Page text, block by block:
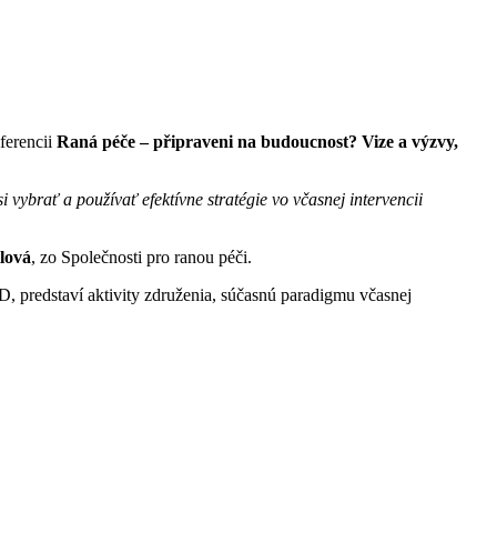
Raná péče – připraveni na budoucnost? Vize a výzvy,
vybrať a používať efektívne stratégie vo včasnej intervencii
, zo Společnosti pro ranou péči.
predstaví aktivity združenia, súčasnú paradigmu včasnej